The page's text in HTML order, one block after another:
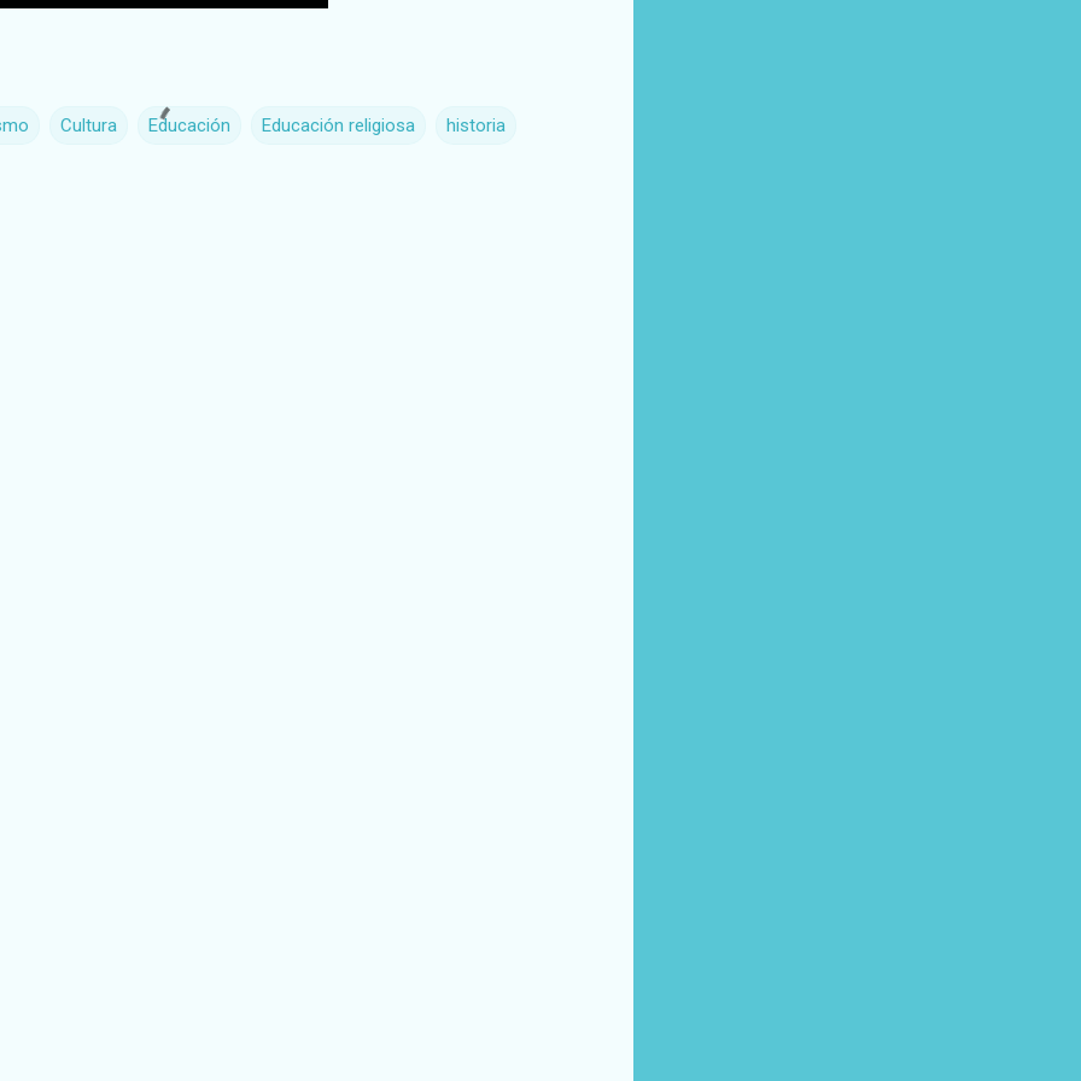
Cultura Educación Educación religiosa historia